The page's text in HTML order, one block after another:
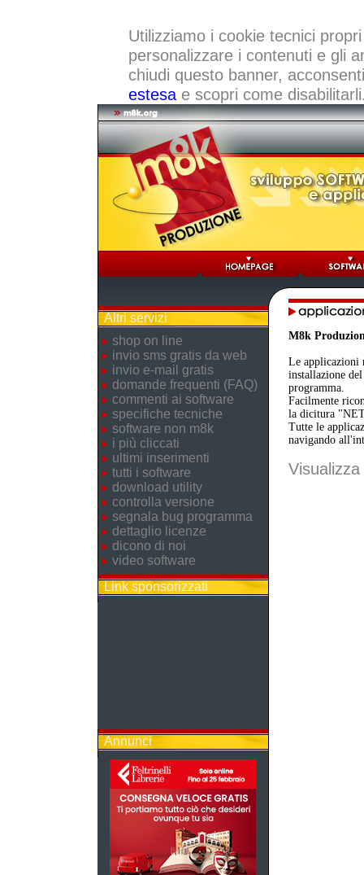
Utilizziamo i cookie tecnici
personalizzare i contenuti e gli
chiudi questo banner,
estesae scopri come
Altri servizi
shop on line
invio sms gratis da web
invio e-mail gratis
domande frequenti (FAQ)
commenti ai software
specifiche tecniche
software non m8k
i più cliccati
ultimi inserimenti
tutti i software
download utility
controlla versione
segnala bug programma
dettaglio licenze
dicono di noi
video software
Link sponsorizzati
Annunci
M8k
Le applicazioni
installazione
programma.
Facilmente
la dicitura
Tutte le
navigando